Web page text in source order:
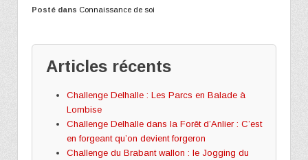
Posté dans Connaissance de soi
Articles récents
Challenge Delhalle : Les Parcs en Balade à
Lombise
Challenge Delhalle dans la Forêt d’Anlier : C’est
en forgeant qu’on devient forgeron
Challenge du Brabant wallon : le Jogging du